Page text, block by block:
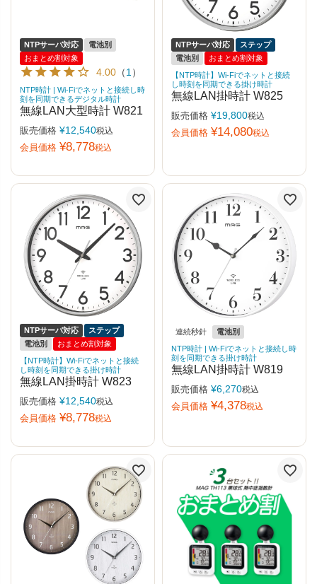
NTPサーバ対応
電池別
おまとめ割対象
4.00 （1 ）
NTP時計 | Wi-Fiでネットと接続し時
刻を同期できるデジタル時計
無線LAN大型時計 W821
販売価格 ¥12,540税込
会員価格 ¥8,778税込
NTPサーバ対応
ステップ
電池別
おまとめ割対象
【NTP時計】Wi-Fiでネットと接続
し時刻を同期できる掛け時計
無線LAN掛時計 W825
販売価格 ¥19,800税込
会員価格 ¥14,080税込
NTPサーバ対応
ステップ
電池別
おまとめ割対象
【NTP時計】Wi-Fiでネットと接続
し時刻を同期できる掛け時計
無線LAN掛時計 W823
販売価格 ¥12,540税込
会員価格 ¥8,778税込
連続秒針
電池別
NTP時計 | Wi-Fiでネットと接続し時
刻を同期できる掛け時計
無線LAN掛時計 W819
販売価格 ¥6,270税込
会員価格 ¥4,378税込